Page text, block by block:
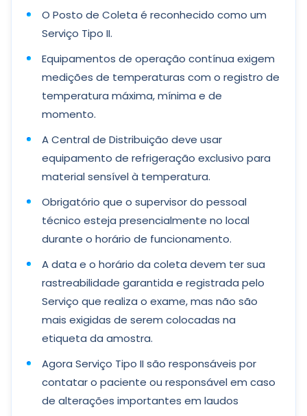
O Posto de Coleta é reconhecido como um
Serviço Tipo II.
Equipamentos de operação contínua exigem
medições de temperaturas com o registro de
temperatura máxima, mínima e de
momento.
A Central de Distribuição deve usar
equipamento de refrigeração exclusivo para
material sensível à temperatura.
Obrigatório que o supervisor do pessoal
técnico esteja presencialmente no local
durante o horário de funcionamento.
A data e o horário da coleta devem ter sua
rastreabilidade garantida e registrada pelo
Serviço que realiza o exame, mas não são
mais exigidas de serem colocadas na
etiqueta da amostra.
Agora Serviço Tipo II são responsáveis por
contatar o paciente ou responsável em caso
de alterações importantes em laudos